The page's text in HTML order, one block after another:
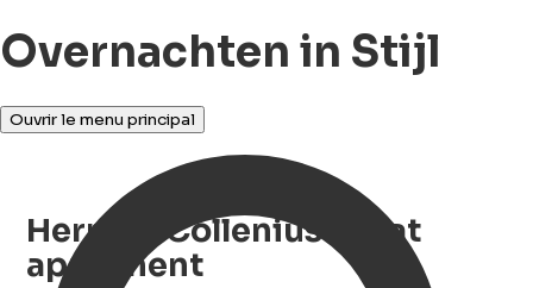
Overnachten in Stijl
Ouvrir le menu principal
Herman Colleniusstraat
apartment